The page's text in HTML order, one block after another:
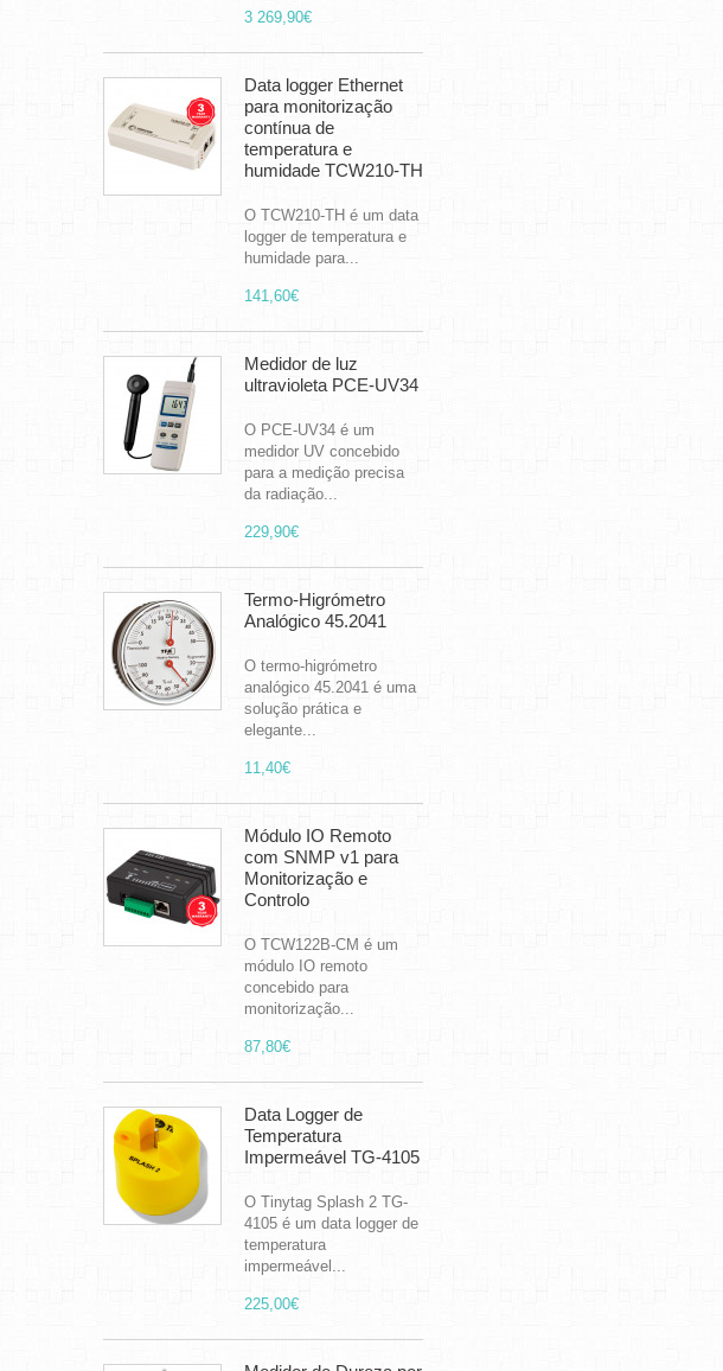
3 269,90€
Data logger Ethernet
para monitorização
contínua de
temperatura e
humidade TCW210-TH
O TCW210-TH é um data
logger de temperatura e
humidade para...
141,60€
Medidor de luz
ultravioleta PCE-UV34
O PCE-UV34 é um
medidor UV concebido
para a medição precisa
da radiação...
229,90€
Termo-Higrómetro
Analógico 45.2041
O termo-higrómetro
analógico 45.2041 é uma
solução prática e
elegante...
11,40€
Módulo IO Remoto
com SNMP v1 para
Monitorização e
Controlo
O TCW122B-CM é um
módulo IO remoto
concebido para
monitorização...
87,80€
Data Logger de
Temperatura
Impermeável TG-4105
O Tinytag Splash 2 TG-
4105 é um data logger de
temperatura
impermeável...
225,00€